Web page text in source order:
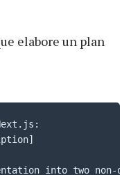
elabore un plan
into two non-